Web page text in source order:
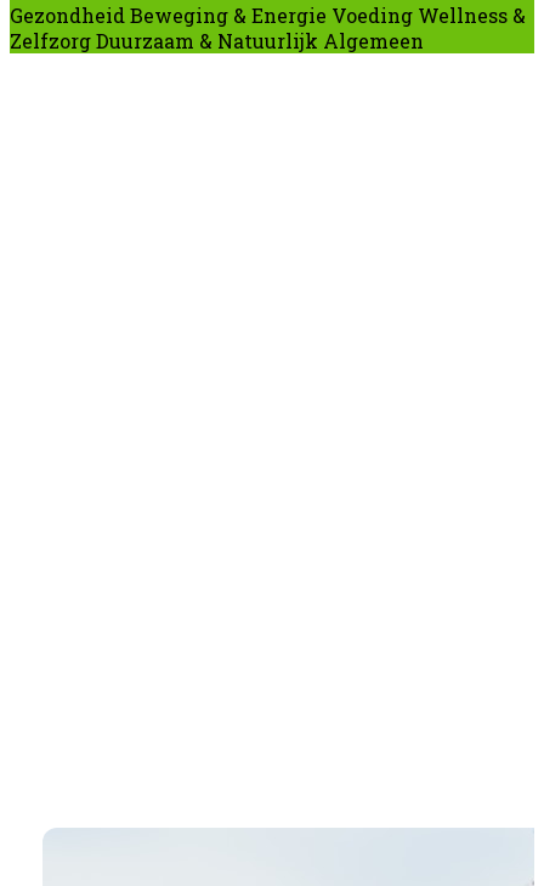
Gezondheid Beweging & Energie Voeding Wellness &
ZelfzorgDuurzaam & Natuurlijk Algemeen